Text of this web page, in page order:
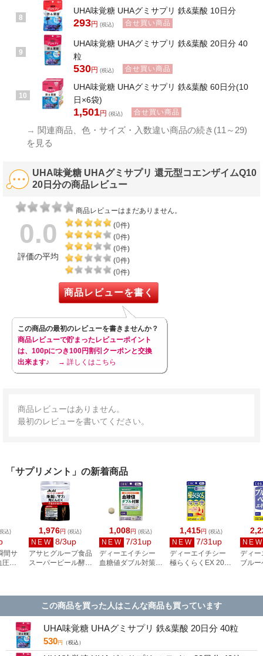
8
UHA味覚糖 UHAグミサプリ 鉄&葉酸 10日分
293円 (税込) 合せ買い商品
9
UHA味覚糖 UHAグミサプリ 鉄&葉酸 20日分 40
粒
530円 (税込) 合せ買い商品
10
UHA味覚糖 UHAグミサプリ 鉄&葉酸 60日分(10
日×6袋)
1,501円 (税込) 合せ買い商品
→ 関連商品、色・サイズ・入数違い商品の続き(11～29)
を見る
UHA味覚糖 UHAグミサプリ 還元型コエンザイムQ10
20日分の商品レビュー
商品レビューはまだありません。
0.0
評価の平均
(0件)
(0件)
(0件)
(0件)
(0件)
商品レビューを書く
この商品の最初のレビューを書きませんか？
商品レビューで貯まったレビューポイント
は、100pにつき100円割引クーポンと交換
出来ます♪
→ 詳しくはこちら
商品レビューはありません。
最初のレビューを書いてください。
「サプリメント」の新着商品
1,976円 (税込)
NEW 8/3up
アサヒグループ食品
スーパービール酵母
1,008円 (税込)
NEW 7/31up
ディーエイチシー
血糖値ダブル対策
1,415円 (税込)
NEW 7/31up
ディーエイチシー
極らくらくEX 20日
NEW
ディー
ブル
込)
間サ
ケ
この商品を買った人はこんな商品も買っています
UHA味覚糖 UHAグミサプリ 鉄&葉酸 20日分 40粒
530円 （税込）